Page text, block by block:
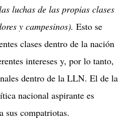
luchas de las propias clases
y campesinos). Esto se
clases dentro de la nación
intereses y, por lo tanto,
dentro de la LLN. El de la
nacional aspirante es
sus compatriotas.